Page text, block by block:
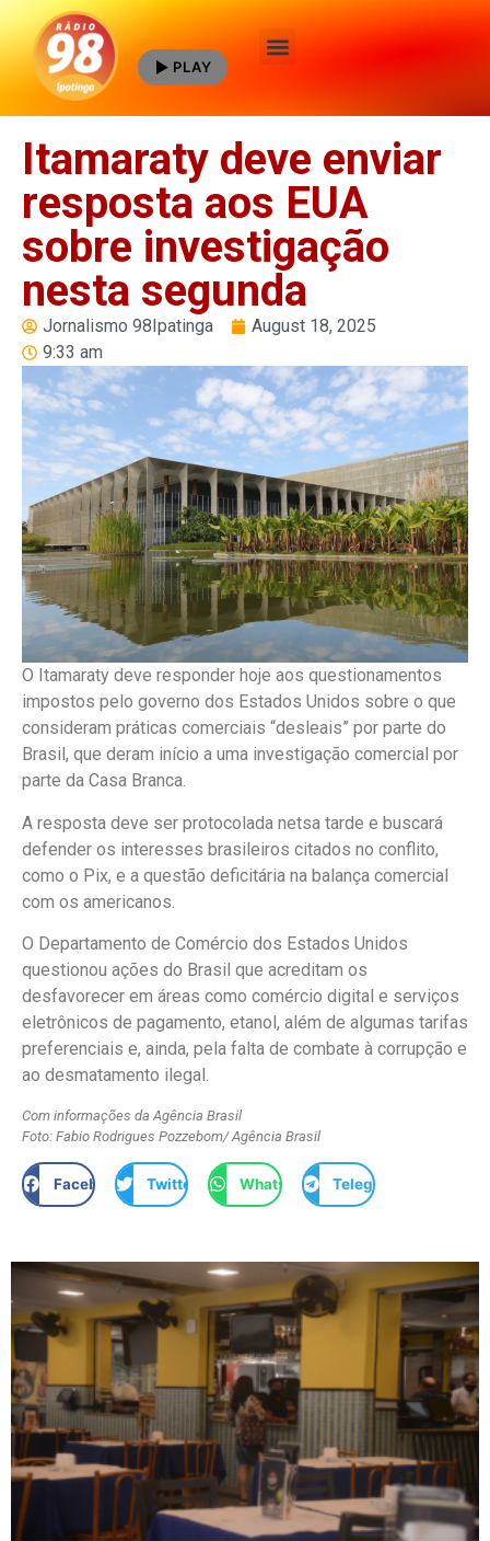
PLAY
Itamaraty deve enviar
resposta aos EUA
sobre investigação
nesta segunda
Jornalismo 98Ipatinga
August 18, 2025
9:33 am
O Itamaraty deve responder hoje aos questionamentos
impostos pelo governo dos Estados Unidos sobre o que
consideram práticas comerciais “desleais” por parte do
Brasil, que deram início a uma investigação comercial por
parte da Casa Branca.
A resposta deve ser protocolada netsa tarde e buscará
defender os interesses brasileiros citados no conflito,
como o Pix, e a questão deficitária na balança comercial
com os americanos.
O Departamento de Comércio dos Estados Unidos
questionou ações do Brasil que acreditam os
desfavorecer em áreas como comércio digital e serviços
eletrônicos de pagamento, etanol, além de algumas tarifas
preferenciais e, ainda, pela falta de combate à corrupção e
ao desmatamento ilegal.
Com informações da Agência Brasil
Foto: Fabio Rodrigues Pozzebom/ Agência Brasil
Facebook Twitter WhatsApp Telegram